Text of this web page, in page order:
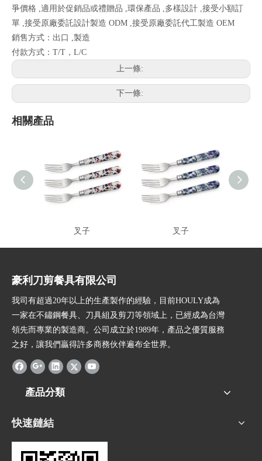
爭價格 ,適用於促銷品或禮贈品 ,環保產品 ,多樣設計 ,接受小額訂
單 ,接受原廠委託設計製造 ODM ,接受原廠委託代工製造 OEM
銷售方式：出口 ,製造
付款方式：T/T，L/C
上一條:
下一條:
相關產品
叉子 叉子
豪利刀剪餐具有限公司
我司有超過20年以上的生產製作的經驗，目前HOULY成為
一家在不鏽鋼餐具、刀具組及剪刀等領域上，已經成為台灣
領先而專業的製造商。公司成立於1989年，產品之優質服務
之好，讓我們贏得許多商務伙伴遍布全世界。
產品分類
快速鏈結